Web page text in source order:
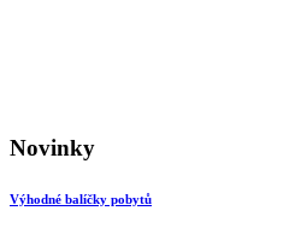
Novinky
Výhodné balíčky pobytů